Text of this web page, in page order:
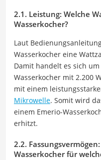
2.1. Leistung: Welche
Wasserkocher?
Laut
Wasserkocher eine
Damit handelt es sich
Wasserkocher mit 2.200
mit einem
Mikrowelle. Somit wird
einem Emerio-
erhitzt.
2.2.
Wasserkocher für